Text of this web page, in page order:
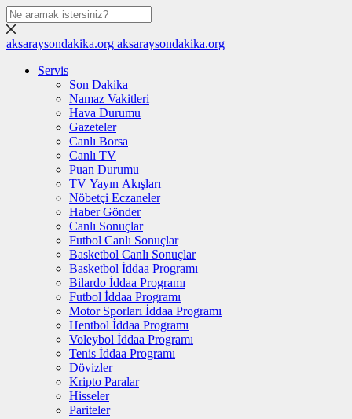
aksaraysondakika.org aksaraysondakika.org
Servis
Son Dakika
Namaz Vakitleri
Hava Durumu
Gazeteler
Canlı Borsa
Canlı TV
Puan Durumu
TV Yayın Akışları
Nöbetçi Eczaneler
Haber Gönder
Canlı Sonuçlar
Futbol Canlı Sonuçlar
Basketbol Canlı Sonuçlar
Basketbol İddaa Programı
Bilardo İddaa Programı
Futbol İddaa Programı
Motor Sporları İddaa Programı
Hentbol İddaa Programı
Voleybol İddaa Programı
Tenis İddaa Programı
Dövizler
Kripto Paralar
Hisseler
Pariteler